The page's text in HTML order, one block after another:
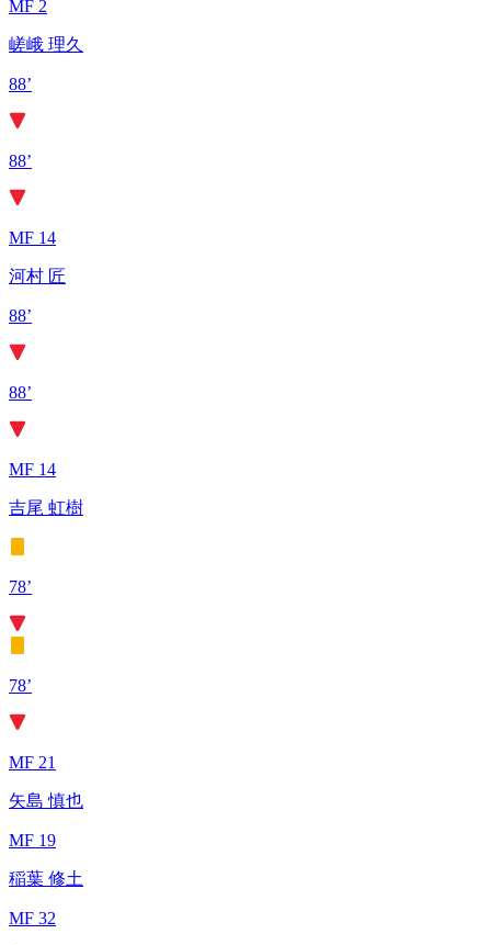
MF 2
嵯峨 理久
88’
88’
MF 14
河村 匠
88’
88’
MF 14
吉尾 虹樹
78’
78’
MF 21
矢島 慎也
MF 19
稲葉 修土
MF 32